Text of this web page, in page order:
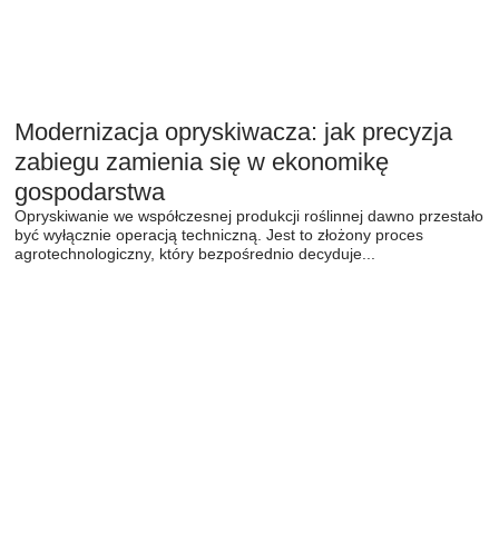
Modernizacja opryskiwacza: jak precyzja
zabiegu zamienia się w ekonomikę
gospodarstwa
Opryskiwanie we współczesnej produkcji roślinnej dawno przestało
być wyłącznie operacją techniczną. Jest to złożony proces
agrotechnologiczny, który bezpośrednio decyduje...